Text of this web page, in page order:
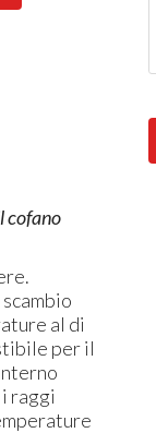
cofano
al di
per il
raggi